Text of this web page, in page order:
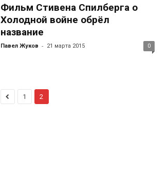
Фильм Стивена Спилберга о
Холодной войне обрёл
название
Павел Жуков - 21 марта 2015 0
1 2